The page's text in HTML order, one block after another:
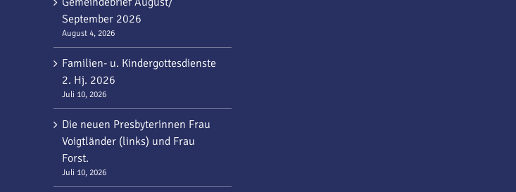
September 2026
August 4, 2026
Familien- u. Kindergottesdienste
2. Hj. 2026
Juli 10, 2026
Die neuen Presbyterinnen Frau
Voigtländer (links) und Frau
Forst.
Juli 10, 2026